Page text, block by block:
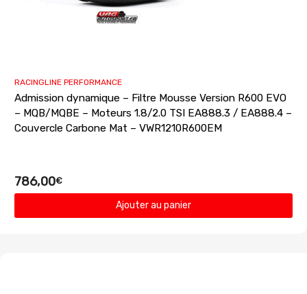
RACINGLINE PERFORMANCE
Admission dynamique – Filtre Mousse Version R600 EVO
– MQB/MQBE – Moteurs 1.8/2.0 TSI EA888.3 / EA888.4 –
Couvercle Carbone Mat – VWR1210R600EM
786,00€
Ajouter au panier